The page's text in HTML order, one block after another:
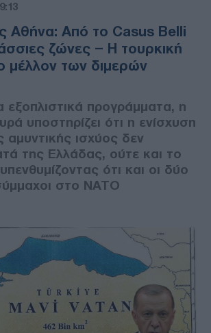
Αθήνα: Από το Casus Belli
ζώνες – Η τουρκική
μέλλον των διμερών
εξοπλιστικά προγράμματα, η
υποστηρίζει ότι η ενίσχυση
αμυντικής ισχύος δεν
της Ελλάδας, ούτε και το
ότι και οι δύο
στο ΝΑΤΟ